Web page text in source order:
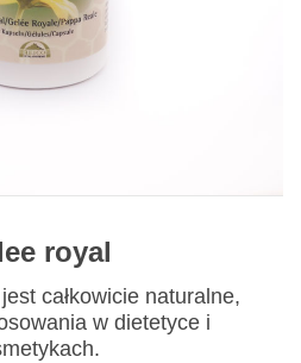
royal
całkowicie naturalne,
w dietetyce i